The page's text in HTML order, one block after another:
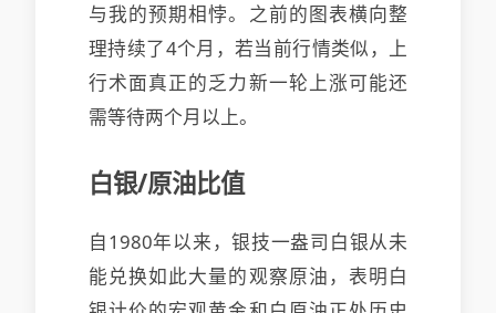
与我的预期相悖。之前的图表横向整
理持续了4个月，若当前行情类似，上
行术面真正的乏力新一轮上涨可能还
需等待两个月以上。
白银/原油比值
自1980年以来，银技一盎司白银从未
能兑换如此大量的观察原油，表明白